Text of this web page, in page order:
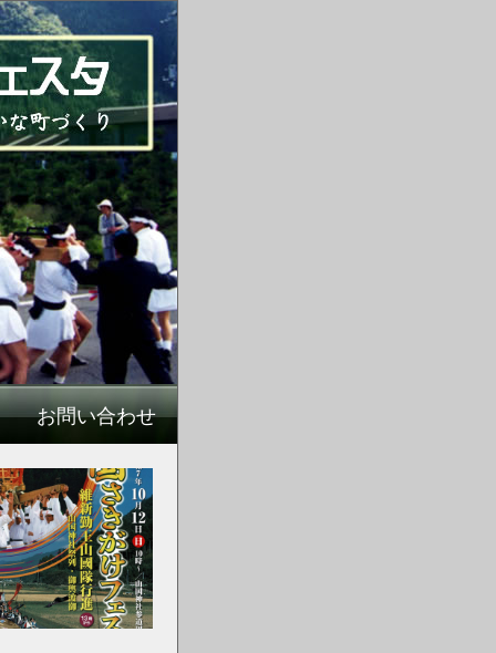
お問い合わせ